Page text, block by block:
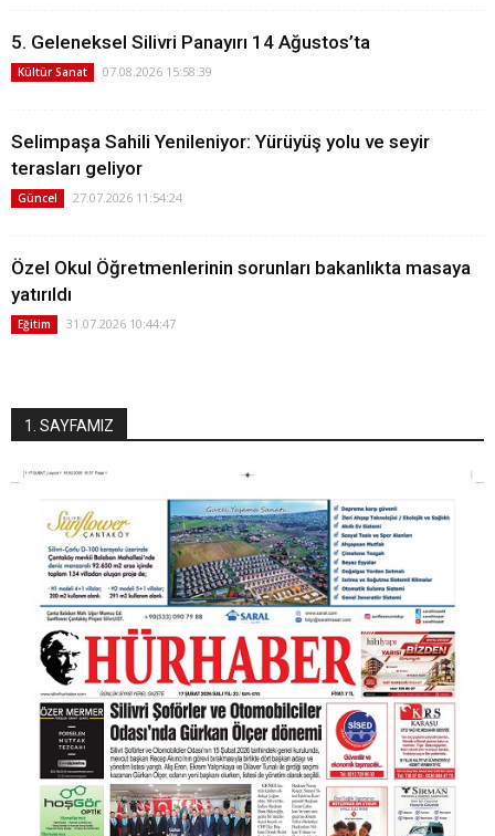
5. Geleneksel Silivri Panayırı 14 Ağustos’ta
Kültür Sanat 07.08.2026 15:58:39
Selimpaşa Sahili Yenileniyor: Yürüyüş yolu ve seyir
terasları geliyor
Güncel 27.07.2026 11:54:24
Özel Okul Öğretmenlerinin sorunları bakanlıkta masaya
yatırıldı
Eğitim 31.07.2026 10:44:47
1. SAYFAMIZ